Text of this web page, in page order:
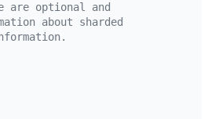
are optional and
about sharded